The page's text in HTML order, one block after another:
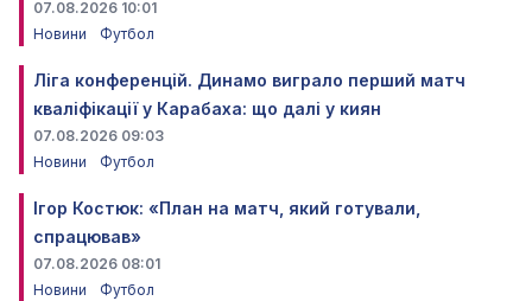
07.08.2026 10:01
Новини
Футбол
Ліга конференцій. Динамо виграло перший матч
кваліфікації у Карабаха: що далі у киян
07.08.2026 09:03
Новини
Футбол
Ігор Костюк: «План на матч, який готували,
спрацював»
07.08.2026 08:01
Новини
Футбол